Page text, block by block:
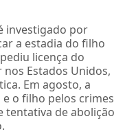
investigado por
a estadia do filho
licença do
Estados Unidos,
Em agosto, a
o filho pelos crimes
tentativa de abolição